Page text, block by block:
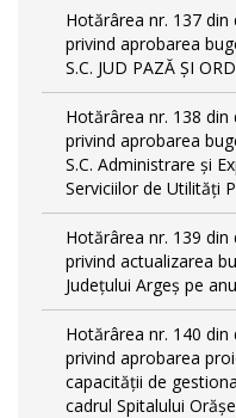
Hotărârea nr. 137
privind aprobarea
S.C. JUD PAZĂ ȘI
Hotărârea nr. 138
privind aprobarea
S.C. Administrare și
Serviciilor de Utilități
Hotărârea nr. 139
privind actualizarea
Județului Argeș pe
Hotărârea nr. 140
privind aprobarea
capacității de
cadrul Spitalului